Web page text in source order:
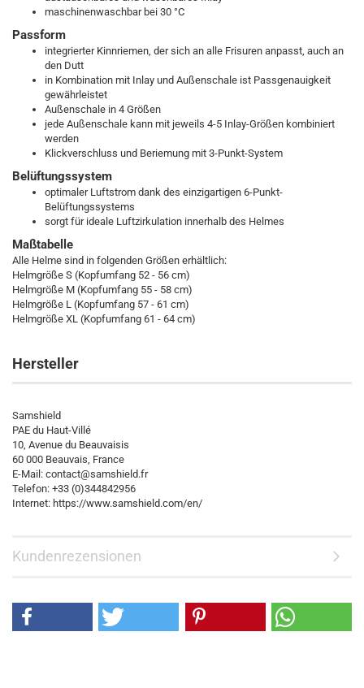
maschinenwaschbar bei 30 °C
Passform
integrierter Kinnriemen, der sich an alle Frisuren anpasst, auch an
den Dutt
in Kombination mit Inlay und Außenschale ist Passgenauigkeit
gewährleistet
Außenschale in 4 Größen
jede Außenschale kann mit jeweils 4-5 Inlay-Größen kombiniert
werden
Klickverschluss und Beriemung mit 3-Punkt-System
Belüftungssystem
optimaler Luftstrom dank des einzigartigen 6-Punkt-
Belüftungssystems
sorgt für ideale Luftzirkulation innerhalb des Helmes
Maßtabelle
Alle Helme sind in folgenden Größen erhältlich:
Helmgröße S (Kopfumfang 52 - 56 cm)
Helmgröße M (Kopfumfang 55 - 58 cm)
Helmgröße L (Kopfumfang 57 - 61 cm)
Helmgröße XL (Kopfumfang 61 - 64 cm)
Hersteller
Samshield
PAE du Haut-Villé
10, Avenue du Beauvaisis
60 000 Beauvais, France
E-Mail: contact@samshield.fr
Telefon: +33 (0)344842956
Internet: https://www.samshield.com/en/
Kundenrezensionen